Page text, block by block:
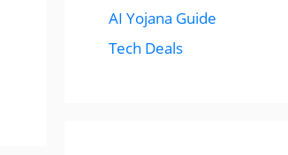
AI Yojana Guide
Tech Deals